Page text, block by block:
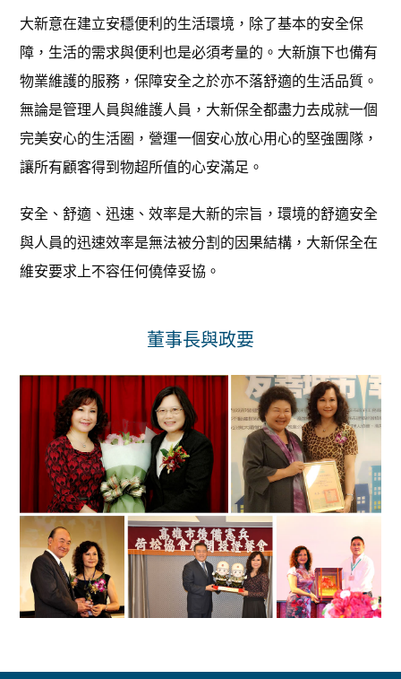
大新意在建立安穩便利的生活環境，除了基本的安全保
障，生活的需求與便利也是必須考量的。大新旗下也備有
物業維護的服務，保障安全之於亦不落舒適的生活品質。
無論是管理人員與維護人員，大新保全都盡力去成就一個
完美安心的生活圈，營運一個安心放心用心的堅強團隊，
讓所有顧客得到物超所值的心安滿足。
安全、舒適、迅速、效率是大新的宗旨，環境的舒適安全
與人員的迅速效率是無法被分割的因果結構，大新保全在
維安要求上不容任何僥倖妥協。
董事長與政要